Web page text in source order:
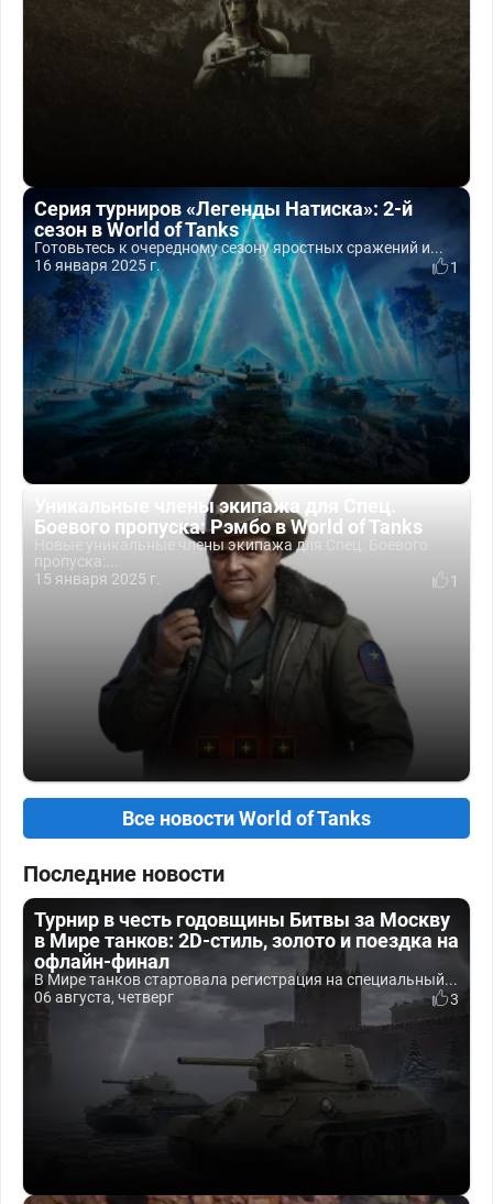
Серия турниров «Легенды Натиска»: 2-й
сезон в World of Tanks
Готовьтесь к очередному сезону яростных сражений и...
16 января 2025 г.
1
Уникальные члены экипажа для Спец.
Боевого пропуска: Рэмбо в World of Tanks
Новые уникальные члены экипажа для Спец. Боевого
пропуска:...
15 января 2025 г.
1
Все новости World of Tanks
Последние новости
Турнир в честь годовщины Битвы за Москву
в Мире танков: 2D-стиль, золото и поездка на
офлайн-финал
В Мире танков стартовала регистрация на специальный...
06 августа, четверг
3